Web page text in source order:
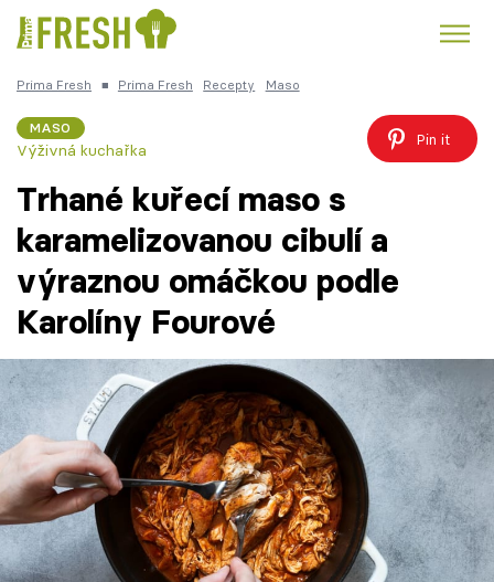
Česká kuchyně
Témata
Články
TV Program
Škola vaření
Recepty z TV
Prima Fresh ■ Prima Fresh Recepty Maso
MASO
Výživná kuchařka
Pin it
Trhané kuřecí maso s
karamelizovanou cibulí a
výraznou omáčkou podle
Karolíny Fourové